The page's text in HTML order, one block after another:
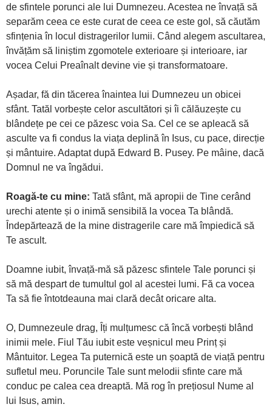
de sfintele porunci ale lui Dumnezeu. Acestea ne învață să
separăm ceea ce este curat de ceea ce este gol, să căutăm
sfințenia în locul distragerilor lumii. Când alegem ascultarea,
învățăm să liniștim zgomotele exterioare și interioare, iar
vocea Celui Preaînalt devine vie și transformatoare.
Așadar, fă din tăcerea înaintea lui Dumnezeu un obicei
sfânt. Tatăl vorbește celor ascultători și îi călăuzește cu
blândețe pe cei ce păzesc voia Sa. Cel ce se apleacă să
asculte va fi condus la viața deplină în Isus, cu pace, direcție
și mântuire. Adaptat după Edward B. Pusey. Pe mâine, dacă
Domnul ne va îngădui.
Roagă-te cu mine: Tată sfânt, mă apropii de Tine cerând
urechi atente și o inimă sensibilă la vocea Ta blândă.
Îndepărtează de la mine distragerile care mă împiedică să
Te ascult.
Doamne iubit, învață-mă să păzesc sfintele Tale porunci și
să mă despart de tumultul gol al acestei lumi. Fă ca vocea
Ta să fie întotdeauna mai clară decât oricare alta.
O, Dumnezeule drag, Îți mulțumesc că încă vorbești blând
inimii mele. Fiul Tău iubit este veșnicul meu Prinț și
Mântuitor. Legea Ta puternică este un șoaptă de viață pentru
sufletul meu. Poruncile Tale sunt melodii sfinte care mă
conduc pe calea cea dreaptă. Mă rog în prețiosul Nume al
lui Isus, amin.